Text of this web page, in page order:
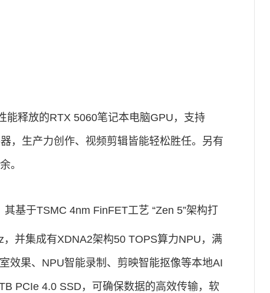
能释放的RTX 5060笔记本电脑GPU，支持
，生产力创作、视频剪辑皆能轻松胜任。另有
。
基于TSMC 4nm FinFET工艺 “Zen 5”架构打
并集成有XDNA2架构50 TOPS算力NPU，满
效果、NPU智能录制、剪映智能抠像等本地AI
PCIe 4.0 SSD，可确保数据的高效传输，软